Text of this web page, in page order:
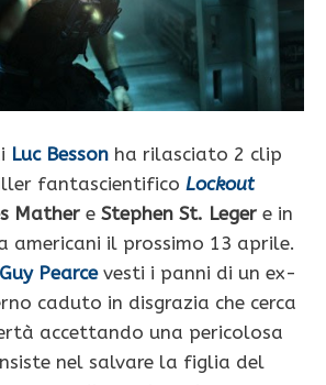
Luc Besson ha rilasciato 2 clip
fantascientifico Lockout
Mather e Stephen St. Leger e in
americani il prossimo 13 aprile.
Guy Pearcevesti i panni di un ex-
caduto in disgrazia che cerca
accettando una pericolosa
nel salvare la figlia del